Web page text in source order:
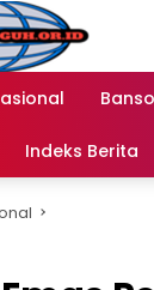
Indeks Berita